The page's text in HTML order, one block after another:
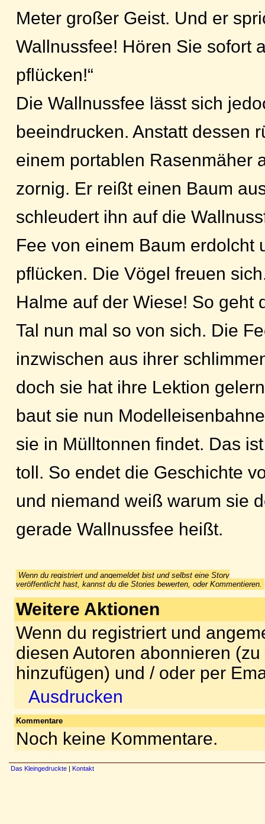
Meter großer Geist. Und er
Wallnussfee! Hören Sie sofort
pflücken!“
Die Wallnussfee lässt sich
beeindrucken. Anstatt dessen
einem portablen Rasenmäher
zornig. Er reißt einen Baum
schleudert ihn auf die
Fee von einem Baum erdolcht
pflücken. Die Vögel freuen
Halme auf der Wiese! So geht
Tal nun mal so von sich. Die
inzwischen aus ihrer
doch sie hat ihre Lektion
baut sie nun
sie in Mülltonnen findet. Das
toll. So endet die Geschichte
und niemand weiß warum sie
gerade Wallnussfee heißt.
Wenn du registriert und angemeldet bist und selbst eine Story
veröffentlicht hast, kannst du die Stories bewerten, oder Kommentieren.
Weitere Aktionen
Wenn du registriert und
diesen Autoren abonnieren
hinzufügen) und / oder per
Ausdrucken
Kommentare
Noch keine Kommentare.
Das Kleingedruckte | Kontakt